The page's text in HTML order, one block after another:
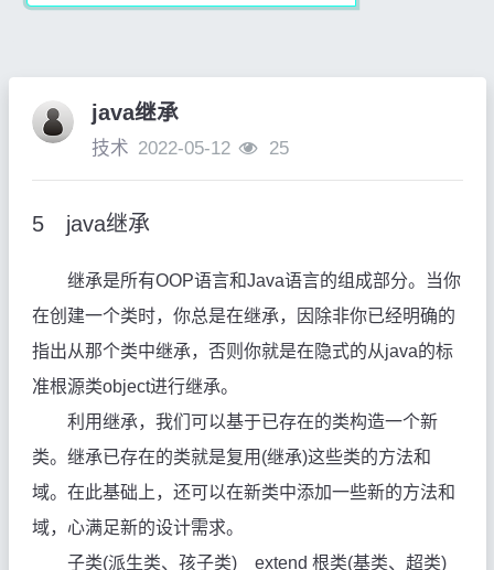
java继承
技术 2022-05-12 25
5java继承
继承是所有OOP语言和Java语言的组成部分。当你
在创建一个类时，你总是在继承，因除非你已经明确的
指出从那个类中继承，否则你就是在隐式的从java的标
准根源类object进行继承。
利用继承，我们可以基于已存在的类构造一个新
类。继承已存在的类就是复用(继承)这些类的方法和
域。在此基础上，还可以在新类中添加一些新的方法和
域，心满足新的设计需求。
子类(派生类、孩子类) extend 根类(基类、超类)